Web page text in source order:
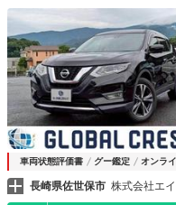
Ｓ・ＬＥＤ／ＡハイＢ・Ｐ
ミラ・電格ミラ・純１８Ａ
車両状態評価書 グー鑑定 オンラ
長崎県佐世保市 株式会社エ